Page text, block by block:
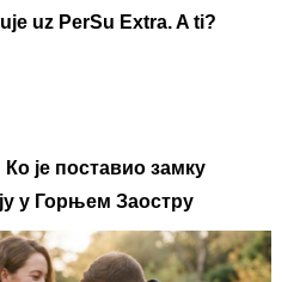
uz PerSu Extra. A ti?
је поставио замку
у Горњем Заостру